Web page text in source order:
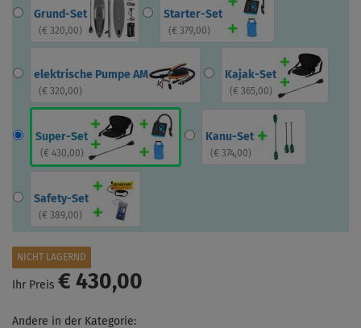
Grund-Set
( € 320,00)
Starter-Set
( € 379,00)
elektrische Pumpe AM
( € 320,00)
Kajak-Set
( € 365,00)
Super-Set
( € 430,00)
Kanu-Set
( € 374,00)
Safety-Set
( € 389,00)
NICHT LAGERND
Ihr Preis € 430,00
Andere in der Kategorie: